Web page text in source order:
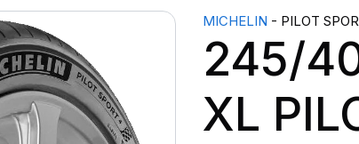
MICHELIN - PILOT
245/
XL